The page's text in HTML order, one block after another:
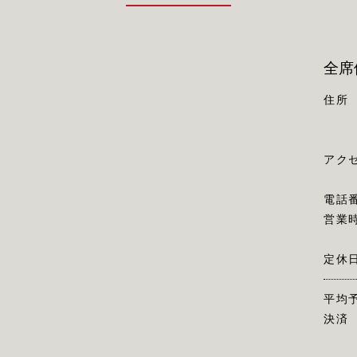
全
住所
アク
電話
営業
定休
平均
決済